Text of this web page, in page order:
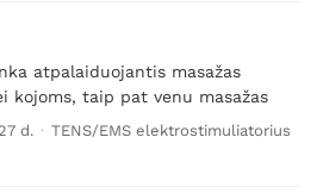
atpalaiduojantis masažas
kojoms, taip pat venu masažas
d. · TENS/EMS elektrostimuliatorius